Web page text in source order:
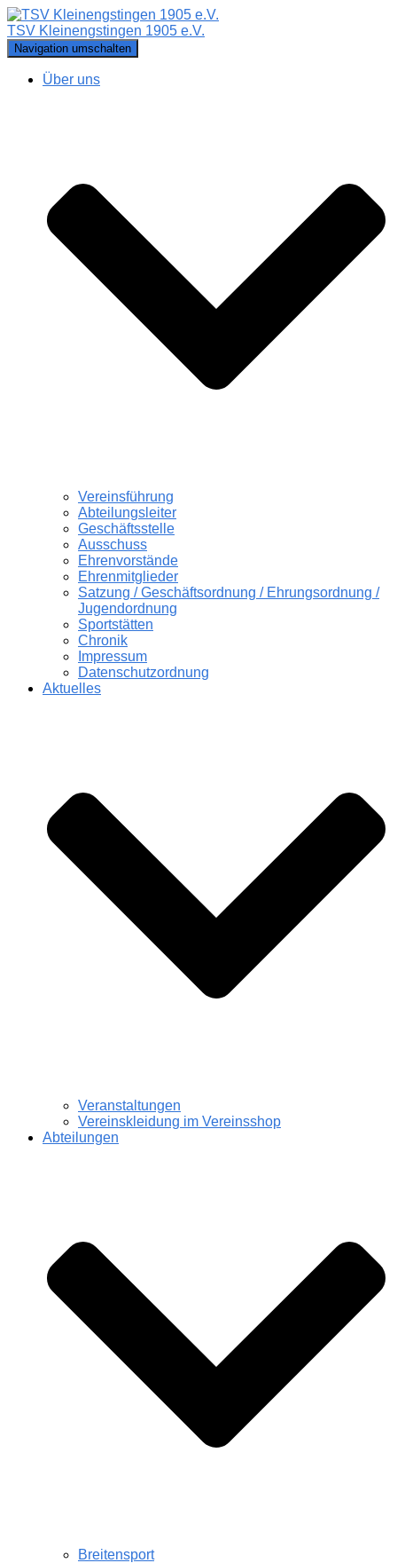
TSV Kleinengstingen 1905 e.V.
Navigation umschalten
Über uns
Vereinsführung
Abteilungsleiter
Geschäftsstelle
Ausschuss
Ehrenvorstände
Ehrenmitglieder
Satzung / Geschäftsordnung / Ehrungsordnung /
Jugendordnung
Sportstätten
Chronik
Impressum
Datenschutzordnung
Aktuelles
Veranstaltungen
Vereinskleidung im Vereinsshop
Abteilungen
Breitensport